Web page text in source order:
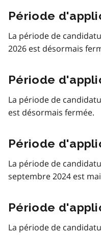
Période
La période de
2026 est désormais
Période
La période de
est désormais fermée.
Période
La période de
septembre 2024 est
Période
La période de